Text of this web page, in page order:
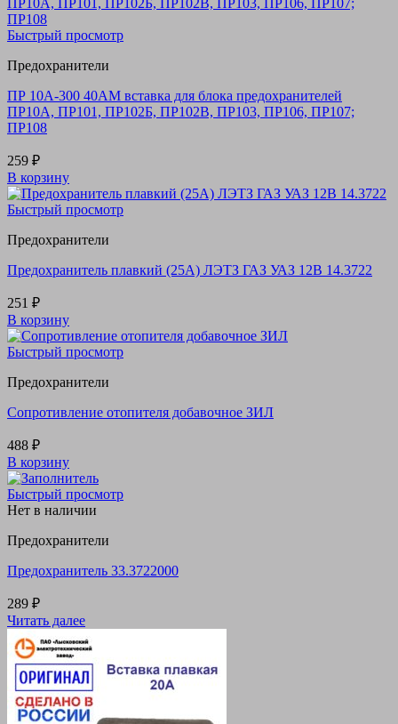
Быстрый просмотр
Предохранители
ПР 10А-300 40АМ вставка для блока предохранителей
ПР10А, ПР101, ПР102Б, ПР102В, ПР103, ПР106, ПР107;
ПР108
259 ₽
В корзину
Быстрый просмотр
Предохранители
Предохранитель плавкий (25А) ЛЭТЗ ГАЗ УАЗ 12В 14.3722
251 ₽
В корзину
Быстрый просмотр
Предохранители
Сопротивление отопителя добавочное ЗИЛ
488 ₽
В корзину
Быстрый просмотр
Нет в наличии
Предохранители
Предохранитель 33.3722000
289 ₽
Читать далее